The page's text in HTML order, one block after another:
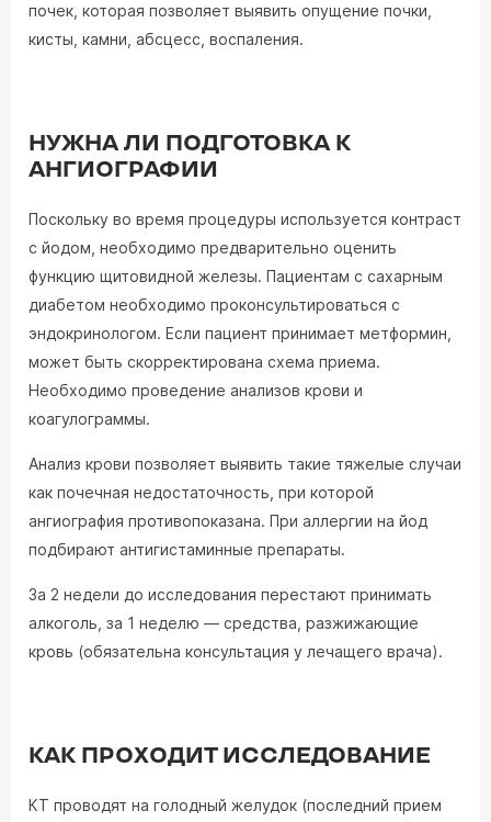
почек, которая позволяет выявить опущение почки,
кисты, камни, абсцесс, воспаления.
НУЖНА ЛИ ПОДГОТОВКА К
АНГИОГРАФИИ
Поскольку во время процедуры используется контраст
с йодом, необходимо предварительно оценить
функцию щитовидной железы. Пациентам с сахарным
диабетом необходимо проконсультироваться с
эндокринологом. Если пациент принимает метформин,
может быть скорректирована схема приема.
Необходимо проведение анализов крови и
коагулограммы.
Анализ крови позволяет выявить такие тяжелые случаи
как почечная недостаточность, при которой
ангиография противопоказана. При аллергии на йод
подбирают антигистаминные препараты.
За 2 недели до исследования перестают принимать
алкоголь, за 1 неделю — средства, разжижающие
кровь (обязательна консультация у лечащего врача).
КАК ПРОХОДИТ ИССЛЕДОВАНИЕ
КТ проводят на голодный желудок (последний прием